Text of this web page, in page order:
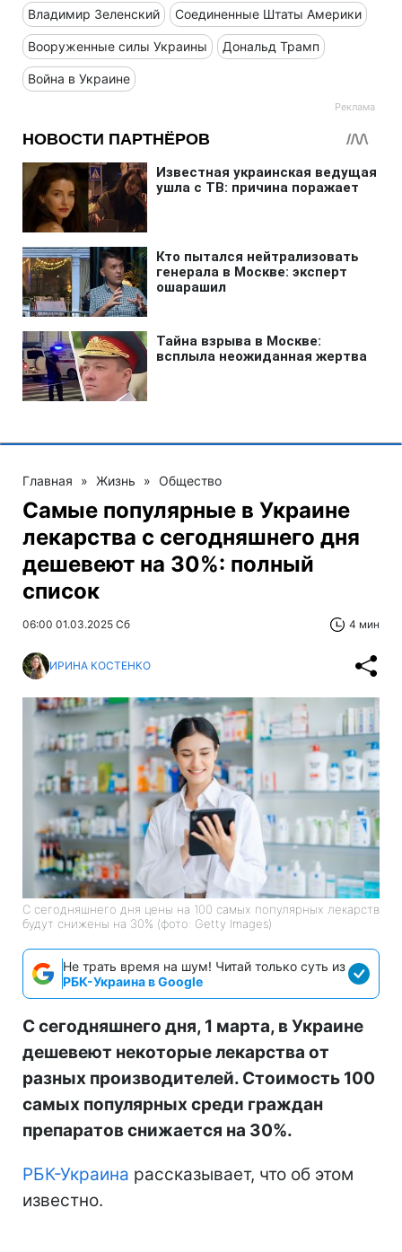
Владимир Зеленский Соединенные Штаты Америки
Вооруженные силы Украины Дональд Трамп
Война в Украине
Главная » Жизнь » Общество
Самые популярные в Украине
лекарства с сегодняшнего дня
дешевеют на 30%: полный
список
06:00 01.03.2025 Сб 4 мин
ИРИНА КОСТЕНКО
С сегодняшнего дня цены на 100 самых популярных лекарств
будут снижены на 30% (фото: Getty Images)
Не трать время на шум! Читай только суть из
РБК-Украина в Google
С сегодняшнего дня, 1 марта, в Украине
дешевеют некоторые лекарства от
разных производителей. Стоимость 100
самых популярных среди граждан
препаратов снижается на 30%.
РБК-Украина рассказывает, что об этом
известно.